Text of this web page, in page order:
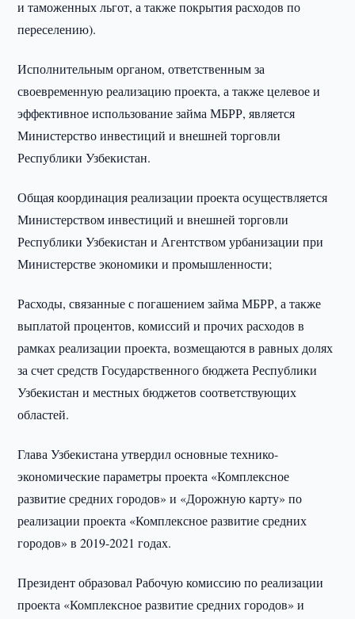
и таможенных льгот, а также покрытия расходов по
переселению).
Исполнительным органом, ответственным за
своевременную реализацию проекта, а также целевое и
эффективное использование займа МБРР, является
Министерство инвестиций и внешней торговли
Республики Узбекистан.
Общая координация реализации проекта осуществляется
Министерством инвестиций и внешней торговли
Республики Узбекистан и Агентством урбанизации при
Министерстве экономики и промышленности;
Расходы, связанные с погашением займа МБРР, а также
выплатой процентов, комиссий и прочих расходов в
рамках реализации проекта, возмещаются в равных долях
за счет средств Государственного бюджета Республики
Узбекистан и местных бюджетов соответствующих
областей.
Глава Узбекистана утвердил основные технико-
экономические параметры проекта «Комплексное
развитие средних городов» и «Дорожную карту» по
реализации проекта «Комплексное развитие средних
городов» в 2019-2021 годах.
Президент образовал Рабочую комиссию по реализации
проекта «Комплексное развитие средних городов» и